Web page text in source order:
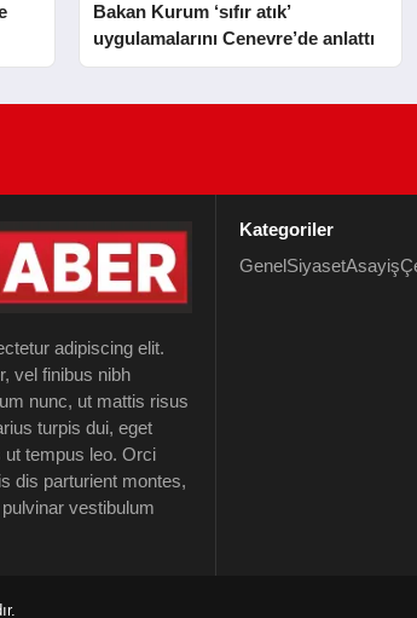
Bakan Kurum ‘sıfır atık’
uygulamalarını Cenevre’de anlattı
adipiscing elit.
vel finibus nibh
nunc, ut mattis risus
turpis dui, eget
ut tempus leo. Orci
dis parturient montes,
vestibulum
Kategoriler
GenelSiyasetAsayiş